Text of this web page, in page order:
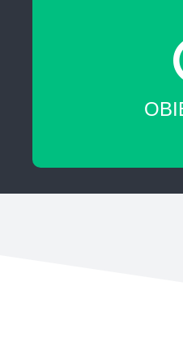
Migliorare le